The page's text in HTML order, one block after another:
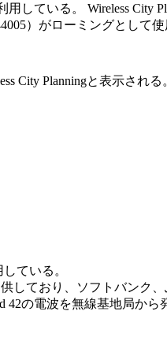
用している。 Wireless
）がローミングとして
City Planningと表示される
ている。
しており、ソフトバンク
42の電波を無線基地局から